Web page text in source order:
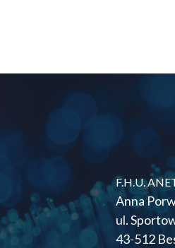
F.H.U.
Anna
ul.
43-512